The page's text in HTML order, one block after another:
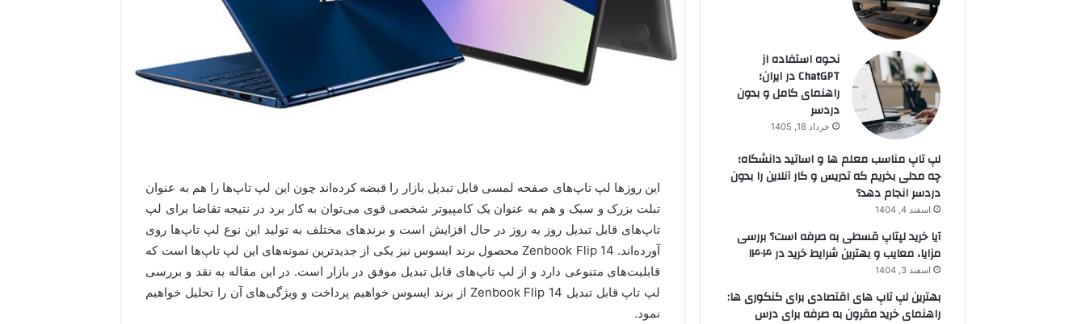
این روزها لپ تاپ‌های صفحه لمسی قابل تبدیل بازار را قبضه کرده‌اند چون این لپ تاپ‌ها را هم به عنوان
تبلت بزرک و سبک و هم به عنوان یک کامپیوتر شخصی قوی می‌توان به کار برد در نتیجه تقاضا برای لپ
تاپ‌های قابل تبدیل روز به روز در حال افزایش است و برندهای مختلف به تولید این نوع لپ تاپ‌ها روی
آورده‌اند. Zenbook Flip 14 محصول برند ایسوس نیز یکی از جدیدترین نمونه‌های این لپ تاپ‌ها است که
قابلیت‌های متنوعی دارد و از لپ تاپ‌های قابل تبدیل موفق در بازار است. در این مقاله به نقد و بررسی
لپ تاپ قابل تبدیل Zenbook Flip 14 از برند ایسوس خواهیم پرداخت و ویژگی‌های آن را تحلیل خواهیم
نمود.
نحوه استفاده از
ChatGPT در ایران؛
راهنمای کامل و بدون
دردسر
خرداد 18, 1405
لپ تاپ مناسب معلم ها و اساتید دانشگاه؛
چه مدلی بخریم که تدریس و کار آنلاین را بدون
دردسر انجام دهد؟
اسفند 4, 1404
آیا خرید لپتاپ قسطی به صرفه است؟ بررسی
مزایا، معایب و بهترین شرایط خرید در ۱۴۰۴
اسفند 3, 1404
بهترین لپ تاپ های اقتصادی برای کنکوری ها:
راهنمای خرید مقرون به صرفه برای درس